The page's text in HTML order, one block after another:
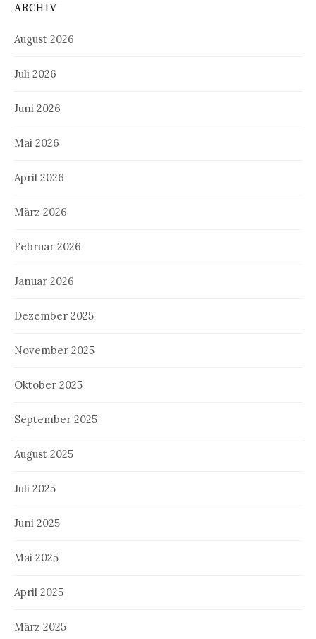
ARCHIV
August 2026
Juli 2026
Juni 2026
Mai 2026
April 2026
März 2026
Februar 2026
Januar 2026
Dezember 2025
November 2025
Oktober 2025
September 2025
August 2025
Juli 2025
Juni 2025
Mai 2025
April 2025
März 2025